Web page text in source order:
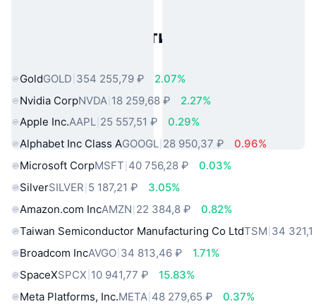
Популярные активы реального
GoldGOLD 354 255,79 ₽
2.07%
Nvidia CorpNVDA 18 259,68 ₽
2.27%
Apple Inc.AAPL 25 557,51 ₽
0.29%
Alphabet Inc Class AGOOGL 28 950,37 ₽
0.96%
Microsoft CorpMSFT 40 756,28 ₽
0.03%
SilverSILVER 5 187,21 ₽
3.05%
Amazon.com IncAMZN 22 384,8 ₽
0.82%
Taiwan Semiconductor Manufacturing Co LtdTSM 34
Broadcom IncAVGO 34 813,46 ₽
1.71%
SpaceXSPCX 10 941,77 ₽
15.83%
Meta Platforms, Inc.META 48 279,65 ₽
0.37%